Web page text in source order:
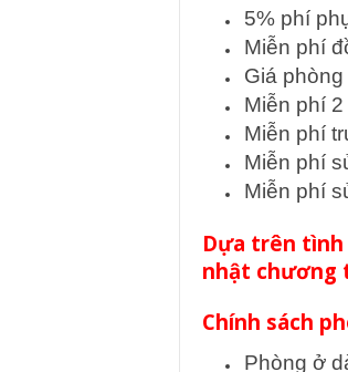
5% phí
Miễn phí
Giá
Miễn phí
Miễn phí
Miễn phí
Miễn phí
Dựa trên tình
nhật chương
Chính sách
Phòng ở